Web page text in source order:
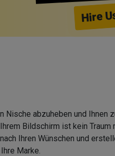
Hire
abzuheben und Ihnen
Bildschirm ist kein
Ihren Wünschen und
Marke.